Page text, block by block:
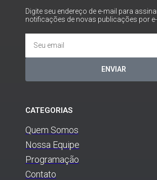
Digite seu endereço de e-mail para
notificações de novas publicações por e-
ENVIAR
CATEGORIAS
Quem Somos
Nossa Equipe
Programação
Contato